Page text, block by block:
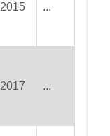
2015 ...
2017 ...